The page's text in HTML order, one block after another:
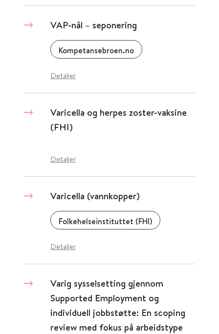
VAP-nål – seponering
Kompetansebroen.no
Detaljer
Varicella og herpes zoster-vaksine
(FHI)
Detaljer
Varicella (vannkopper)
Folkehelseinstituttet (FHI)
Detaljer
Varig sysselsetting gjennom
Supported Employment og
individuell jobbstøtte: En scoping
review med fokus på arbeidstype